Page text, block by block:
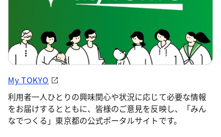
My TOKYO
利用者一人ひとりの興味関心や状況に応じて必要な情報
をお届けするとともに、皆様のご意見を反映し、「みん
なでつくる」東京都の公式ポータルサイトです。